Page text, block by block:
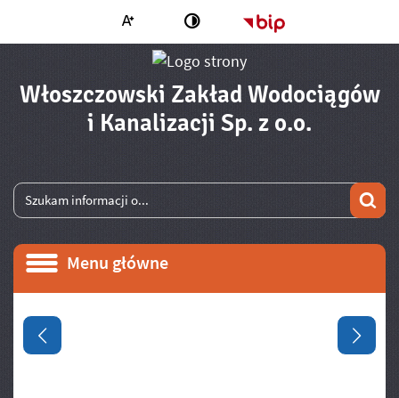
Większa czcionkaZmień kontrast Strona główna
Włoszczowski Zakład Wodociągów
i Kanalizacji Sp. z o.o. -
Wyszukiwarka
Wyszukiwana fraza
Menu główne
Menu główne
Informacje
Poprzedni slajd